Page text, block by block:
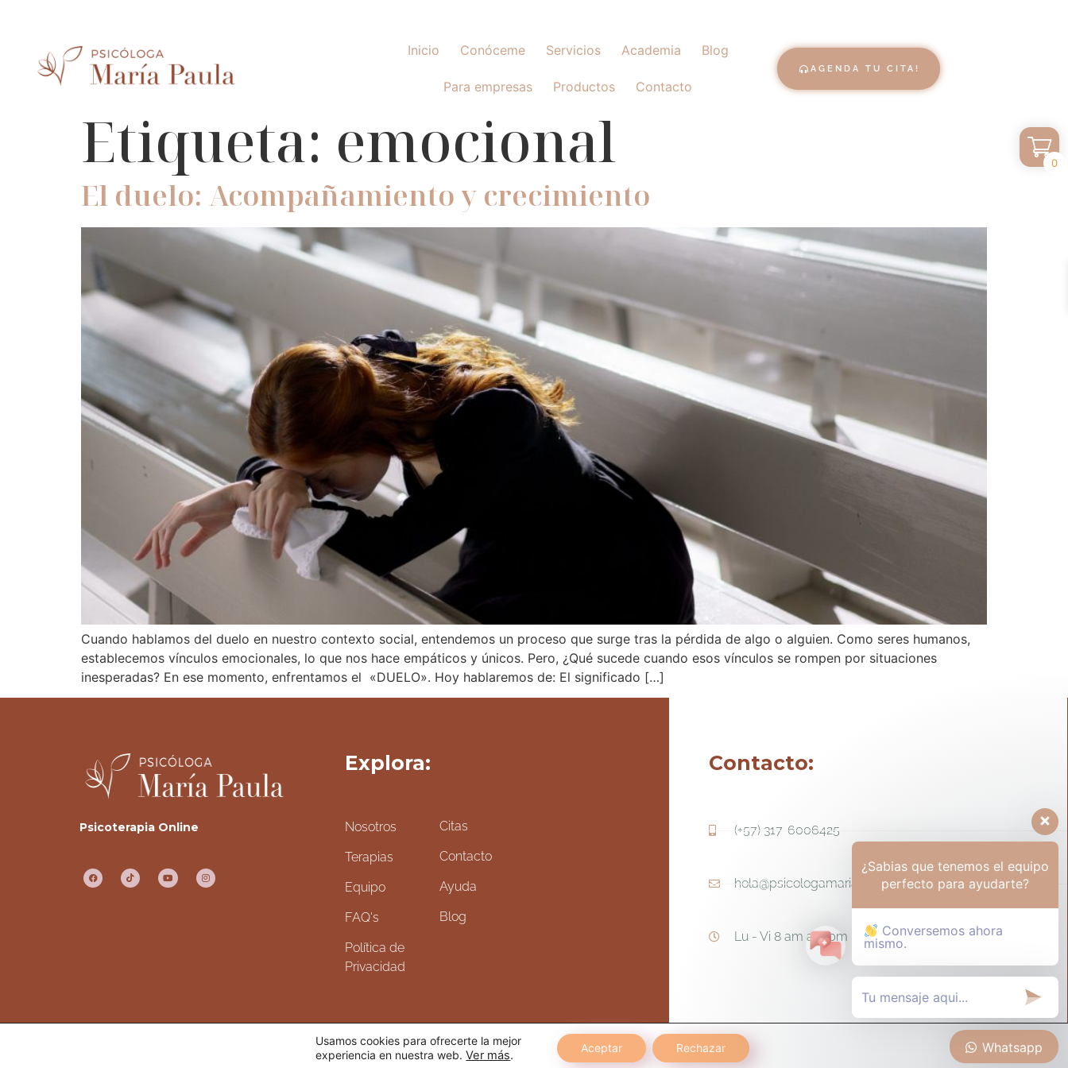
Inicio Conóceme Servicios Academia Blog
Para empresas Productos Contacto
AGENDA TU CITA!
Etiqueta: emocional
El duelo: Acompañamiento y crecimiento
Cuando hablamos del duelo en nuestro contexto social, entendemos un proceso que surge tras la pérdida de algo o alguien. Como seres humanos,
establecemos vínculos emocionales, lo que nos hace empáticos y únicos. Pero, ¿Qué sucede cuando esos vínculos se rompen por situaciones
inesperadas? En ese momento, enfrentamos el «DUELO». Hoy hablaremos de: El significado […]
Psicoterapia Online
Explora:
Nosotros
Terapias
Equipo
FAQ's
Política de
Privacidad
Citas
Contacto
Ayuda
Blog
Contacto:
(+57) 317-6006425
hola@psicologamariapaula.com
Lu - Vi 8 am a 6 pm - Sa 8am - 12m
Usamos cookies para ofrecerte la mejor
experiencia en nuestra web.Ver más.
Aceptar Rechazar
0
¿Sabias que tenemos el equipo
perfecto para ayudarte?
Conversemos ahora
mismo.
Whatsapp